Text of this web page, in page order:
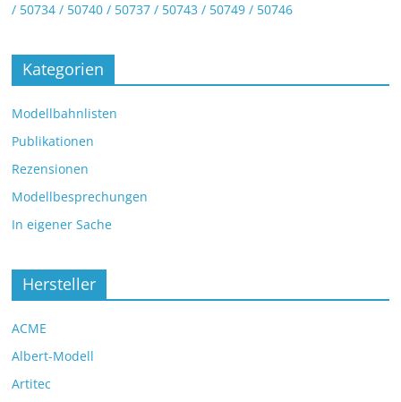
/ 50734 / 50740 / 50737 / 50743 / 50749 / 50746
Kategorien
Modellbahnlisten
Publikationen
Rezensionen
Modellbesprechungen
In eigener Sache
Hersteller
ACME
Albert-Modell
Artitec